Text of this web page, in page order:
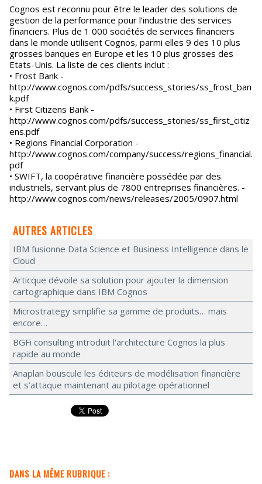
Cognos est reconnu pour être le leader des solutions de
gestion de la performance pour l’industrie des services
financiers. Plus de 1 000 sociétés de services financiers
dans le monde utilisent Cognos, parmi elles 9 des 10 plus
grosses banques en Europe et les 10 plus grosses des
Etats-Unis. La liste de ces clients inclut :
• Frost Bank -
http://www.cognos.com/pdfs/success_stories/ss_frost_ban
k.pdf
• First Citizens Bank -
http://www.cognos.com/pdfs/success_stories/ss_first_citiz
ens.pdf
• Regions Financial Corporation -
http://www.cognos.com/company/success/regions_financial.
pdf
• SWIFT, la coopérative financière possédée par des
industriels, servant plus de 7800 entreprises financières. -
http://www.cognos.com/news/releases/2005/0907.html
AUTRES ARTICLES
IBM fusionne Data Science et Business Intelligence dans le
Cloud
Articque dévoile sa solution pour ajouter la dimension
cartographique dans IBM Cognos
Microstrategy simplifie sa gamme de produits… mais
encore…
BGFi consulting introduit l'architecture Cognos la plus
rapide au monde
Anaplan bouscule les éditeurs de modélisation financière
et s’attaque maintenant au pilotage opérationnel
DANS LA MÊME RUBRIQUE :